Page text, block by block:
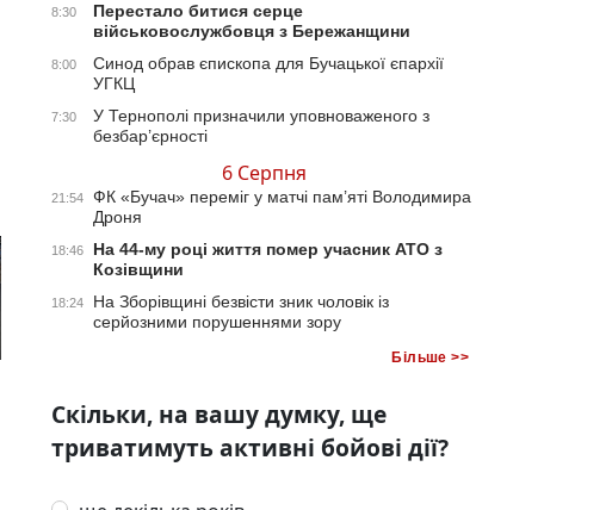
8:30
Перестало битися серце
військовослужбовця з Бережанщини
8:00
Синод обрав єпископа для Бучацької єпархії
УГКЦ
7:30
У Тернополі призначили уповноваженого з
безбар’єрності
6 Серпня
21:54
ФК «Бучач» переміг у матчі пам’яті Володимира
Дроня
18:46
На 44-му році життя помер учасник АТО з
Козівщини
18:24
На Зборівщині безвісти зник чоловік із
серйозними порушеннями зору
Більше >>
Скільки, на вашу думку, ще
триватимуть активні бойові дії?